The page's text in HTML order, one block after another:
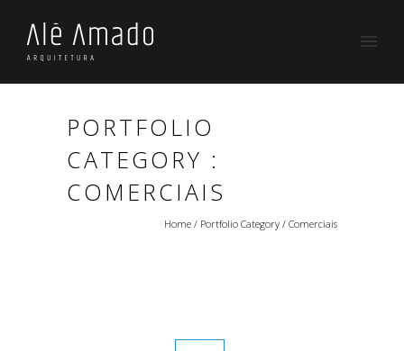
PORTFOLIO
CATEGORY :
COMERCIAIS
Home / Portfolio Category / Comerciais